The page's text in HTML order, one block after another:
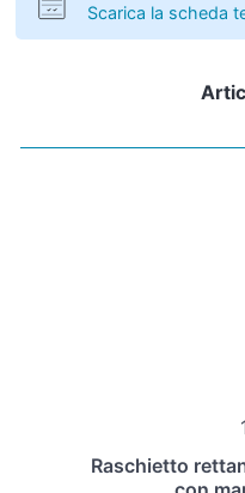
Scarica la scheda
Raschietto